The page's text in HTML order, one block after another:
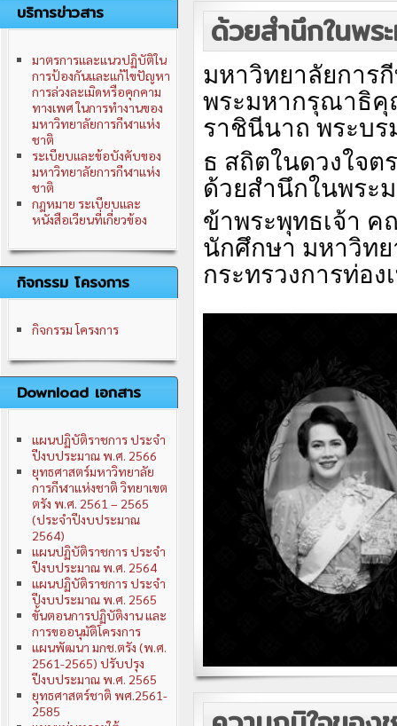
บริการข่าวสาร
มาตรการและแนวปฏิบัติใน
การป้องกันและแก้ไขปัญหา
การล่วงละเมิดหรือคุกคาม
ทางเพศ ในการทำงานของ
มหาวิทยาลัยการกีฬาแห่ง
ชาติ
ระเบียบและข้อบังคับของ
มหาวิทยาลัยการกีฬาแห่ง
ชาติ
กฎหมาย ระเบียบและ
หนังสือเวียนที่เกี่ยวข้อง
กิจกรรม โครงการ
กิจกรรม โครงการ
Download เอกสาร
แผนปฏิบัติราชการ ประจำ
ปีงบประมาณ พ.ศ. 2566
ยุทธศาสตร์มหาวิทยาลัย
การกีฬาแห่งชาติ วิทยาเขต
ตรัง พ.ศ. 2561 – 2565
(ประจำปีงบประมาณ
2564)
แผนปฏิบัติราชการ ประจำ
ปีงบประมาณ พ.ศ. 2564
แผนปฏิบัติราชการ ประจำ
ปีงบประมาณ พ.ศ. 2565
ขั้นตอนการปฏิบัติงาน และ
การขออนุมัติโครงการ
แผนพัฒนา มกช.ตรัง (พ.ศ.
2561-2565) ปรับปรุง
ปีงบประมาณ พ.ศ. 2565
ยุทธศาสตร์ชาติ พศ.2561-
2585
ด้วยสำนึกในพ
มหาวิทยาลัยการ
พระมหากรุณาธิคุ
ราชินีนาถ พระบ
ธ สถิตในดวงใจ
ด้วยสำนึกในพร
ข้าพระพุทธเจ้า
นักศึกษา มหาวิท
กระทรวงการท่อ